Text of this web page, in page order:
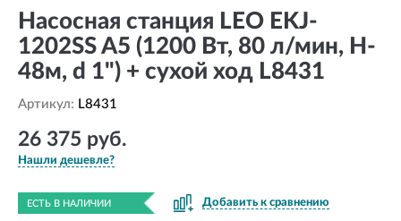
Насосная станция LEO EKJ-
1202SS A5 (1200 Вт, 80 л/мин, H-
48м, d 1") + сухой ход L8431
Артикул: L8431
26 375 руб.
Нашли дешевле?
ЕСТЬ В НАЛИЧИИ Добавить к сравнению